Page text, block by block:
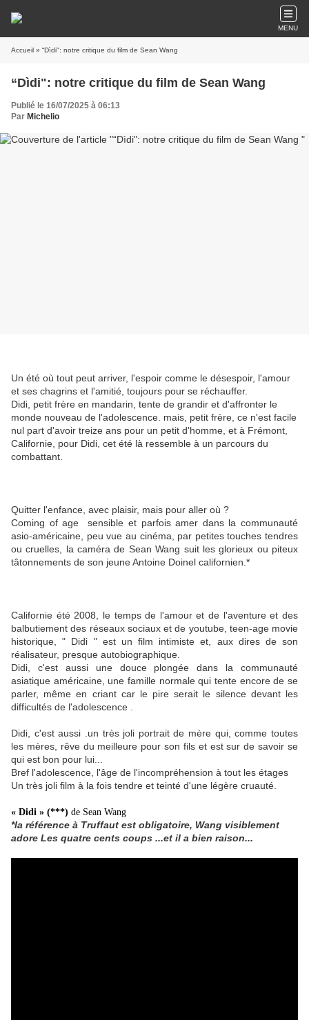
MENU
Accueil » “Dìdi": notre critique du film de Sean Wang
“Dìdi": notre critique du film de Sean Wang
Publié le 16/07/2025 à 06:13
Par Michelio
Un été où tout peut arriver, l'espoir comme le désespoir, l'amour
et ses chagrins et l'amitié, toujours pour se réchauffer.
Didi, petit frère en mandarin, tente de grandir et d'affronter le
monde nouveau de l'adolescence. mais, petit frère, ce n'est facile
nul part d'avoir treize ans pour un petit d'homme, et à Frémont,
Californie, pour Didi, cet été là ressemble à un parcours du
combattant.
Quitter l'enfance, avec plaisir, mais pour aller où ?
Coming of age sensible et parfois amer dans la communauté
asio-américaine, peu vue au cinéma, par petites touches tendres
ou cruelles, la caméra de Sean Wang suit les glorieux ou piteux
tâtonnements de son jeune Antoine Doinel californien.*
Californie été 2008, le temps de l'amour et de l'aventure et des
balbutiement des réseaux sociaux et de youtube, teen-age movie
historique, " Didi " est un film intimiste et, aux dires de son
réalisateur, presque autobiographique.
Didi, c'est aussi une douce plongée dans la communauté
asiatique américaine, une famille normale qui tente encore de se
parler, même en criant car le pire serait le silence devant les
difficultés de l'adolescence .
Didi, c'est aussi .un très joli portrait de mère qui, comme toutes
les mères, rêve du meilleure pour son fils et est sur de savoir se
qui est bon pour lui...
Bref l'adolescence, l'âge de l'incompréhension à tout les étages
Un très joli film à la fois tendre et teinté d'une légère cruauté.
« Didi » (***) de Sean Wang
*la référence à Truffaut est obligatoire, Wang visiblement
adore Les quatre cents coups ...et il a bien raison...